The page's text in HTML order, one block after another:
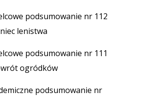
podsumowanie nr 112
lenistwa
podsumowanie nr 111
ogródków
podsumowanie nr